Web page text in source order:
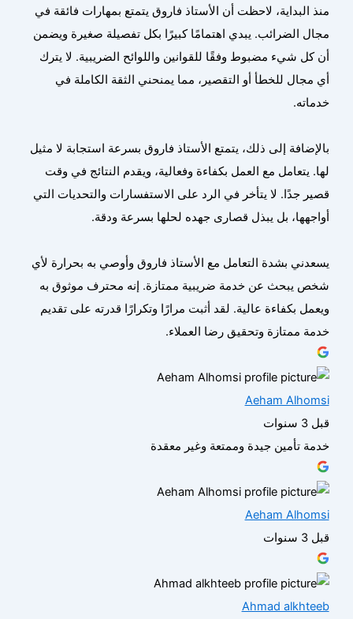
منذ البداية، لاحظت أن الأستاذ فاروق يتمتع بمهارات فائقة في
مجال الضرائب. يبدي اهتمامًا كبيرًا بكل تفصيلة صغيرة ويضمن
أن كل شيء مضبوط وفقًا للقوانين واللوائح الضريبية. لا يترك
أي مجال للخطأ أو التقصير، مما يمنحني الثقة الكاملة في
خدماته.
بالإضافة إلى ذلك، يتمتع الأستاذ فاروق بسرعة استجابة لا مثيل
لها. يتعامل مع العمل بكفاءة وفعالية، ويقدم النتائج في وقت
قصير جدًا. لا يتأخر في الرد على الاستفسارات والتحديات التي
أواجهها، بل يبذل قصارى جهده لحلها بسرعة ودقة.
يسعدني بشدة التعامل مع الأستاذ فاروق وأوصي به بحرارة لأي
شخص يبحث عن خدمة ضريبية ممتازة. إنه محترف موثوق به
ويعمل بكفاءة عالية. لقد أثبت مرارًا وتكرارًا قدرته على تقديم
خدمة ممتازة وتحقيق رضا العملاء.
Aeham Alhomsi
قبل 3 سنوات
خدمة تأمين جيدة وممتعة وغير معقدة
Aeham Alhomsi
قبل 3 سنوات
Ahmad alkhteeb